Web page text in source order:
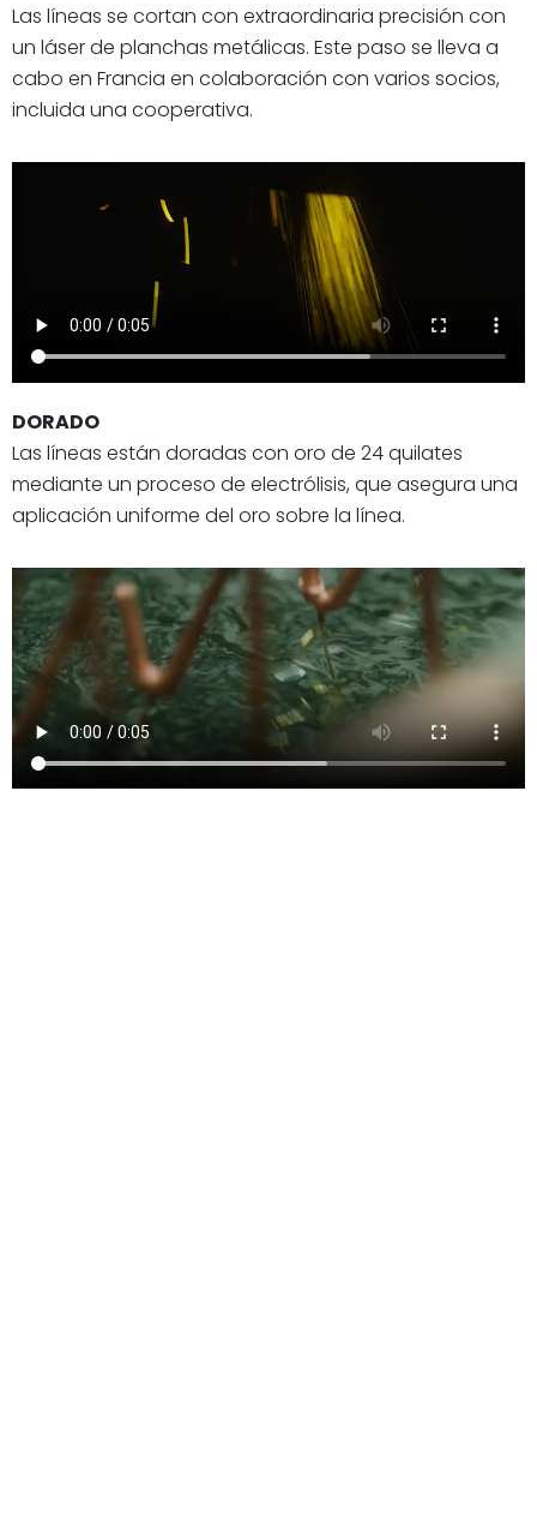
Las líneas se cortan con extraordinaria precisión con
un láser de planchas metálicas. Este paso se lleva a
cabo en Francia en colaboración con varios socios,
incluida una cooperativa.
DORADO
Las líneas están doradas con oro de 24 quilates
mediante un proceso de electrólisis, que asegura una
aplicación uniforme del oro sobre la línea.